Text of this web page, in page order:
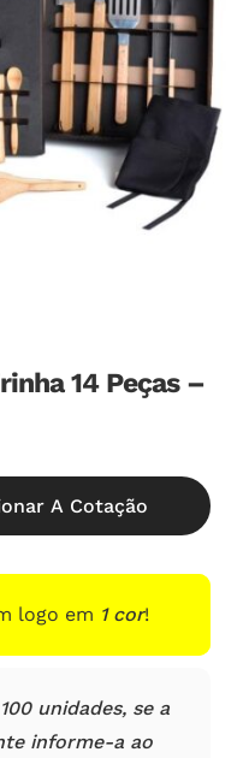
14 Peças –
A Cotação
logo em 1 cor!
unidades, se a
informe-a ao